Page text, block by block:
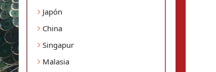
Japón
China
Singapur
Malasia